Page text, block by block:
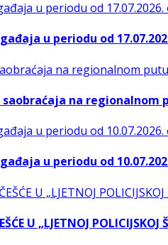
u periodu od
na regionalnom
u periodu od
U „LJETNOJ